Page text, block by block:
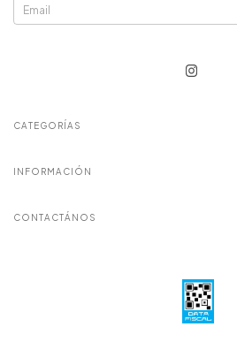
CATEGORÍAS
INFORMACIÓN
CONTACTÁNOS